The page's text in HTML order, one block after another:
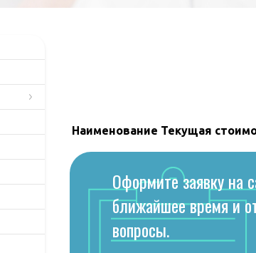
Наименование Текущая
Оформите заявку на
ближайшее время и
вопросы.